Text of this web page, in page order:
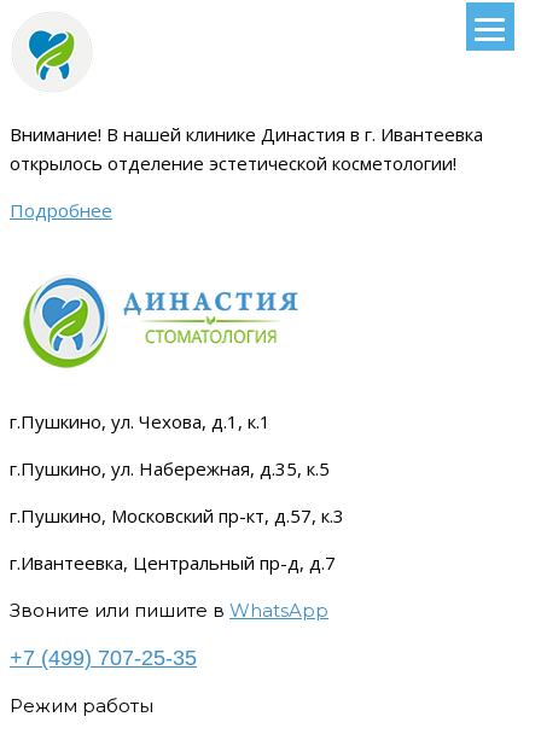
Внимание! В нашей клинике Династия в г. Ивантеевка
открылось отделение эстетической косметологии!
Подробнее
г.Пушкино, ул. Чехова, д.1, к.1
г.Пушкино, ул. Набережная, д.35, к.5
г.Пушкино, Московский пр-кт, д.57, к.3
г.Ивантеевка, Центральный пр-д, д.7
Звоните или пишите в WhatsApp
+7 (499) 707-25-35
Режим работы